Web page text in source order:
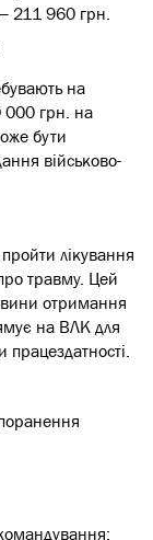
211 960 грн.
на
000 грн. на
бути
військово-
лікування
травму. Цей
отримання
на ВЛК для
працездатності.